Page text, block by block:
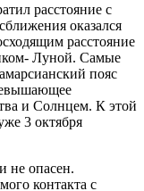
расстояние с
оказался
расстояние
Луной. Самые
пояс
и Солнцем. К этой
3 октября
не опасен.
контакта с